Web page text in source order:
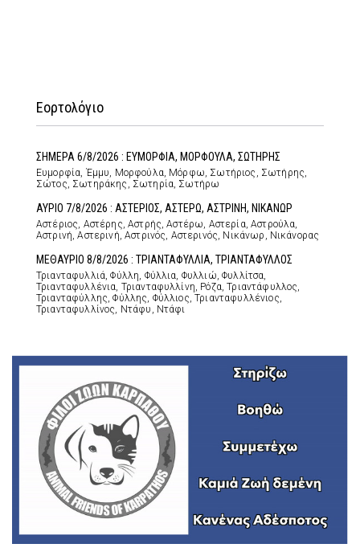
Εορτολόγιο
ΣΗΜΕΡΑ 6/8/2026 : ΕΥΜΟΡΦΙΑ, ΜΟΡΦΟΥΛΑ, ΣΩΤΗΡΗΣ
Ευμορφία, Έμμυ, Μορφούλα, Μόρφω, Σωτήριος, Σωτήρης,
Σώτος, Σωτηράκης, Σωτηρία, Σωτήρω
ΑΥΡΙΟ 7/8/2026 : ΑΣΤΕΡΙΟΣ, ΑΣΤΕΡΩ, ΑΣΤΡΙΝΗ, ΝΙΚΑΝΩΡ
Αστέριος, Αστέρης, Αστρής, Αστέρω, Αστερία, Αστρούλα,
Αστρινή, Αστερινή, Αστρινός, Αστερινός, Νικάνωρ, Νικάνορας
ΜΕΘΑΥΡΙΟ 8/8/2026 : ΤΡΙΑΝΤΑΦΥΛΛΙΑ, ΤΡΙΑΝΤΑΦΥΛΛΟΣ
Τριανταφυλλιά, Φύλλη, Φύλλια, Φυλλιώ, Φυλλίτσα,
Τριανταφυλλένια, Τριανταφυλλίνη, Ρόζα, Τριαντάφυλλος,
Τριανταφύλλης, Φύλλης, Φύλλιος, Τριανταφυλλένιος,
Τριανταφυλλίνος, Ντάφυ, Ντάφι